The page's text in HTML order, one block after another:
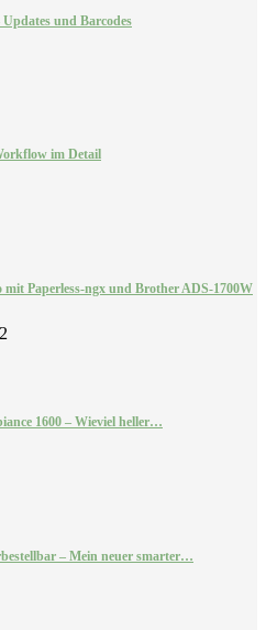
Updates und Barcodes
im Detail
mit Paperless-ngx und Brother ADS-1700W
1600 – Wieviel heller…
– Mein neuer smarter…